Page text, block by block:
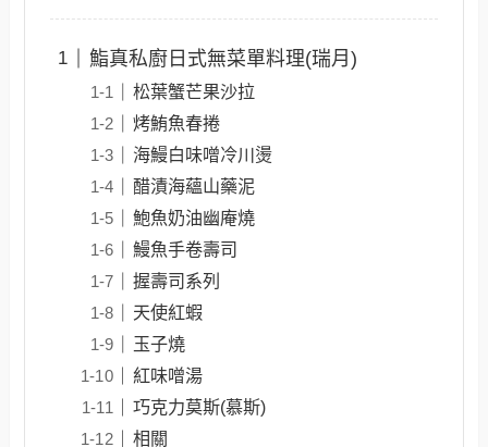
鮨真私廚日式無菜單料理(瑞月)
松葉蟹芒果沙拉
烤鮪魚春捲
海鰻白味噌冷川燙
醋漬海蘊山藥泥
鮑魚奶油幽庵燒
鰻魚手卷壽司
握壽司系列
天使紅蝦
玉子燒
紅味噌湯
巧克力莫斯(慕斯)
相關